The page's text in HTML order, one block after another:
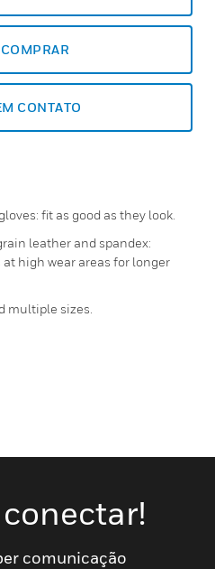
CONTATO
fit as good as they look.
leather and spandex:
high wear areas for longer
multiple sizes.
comunicação